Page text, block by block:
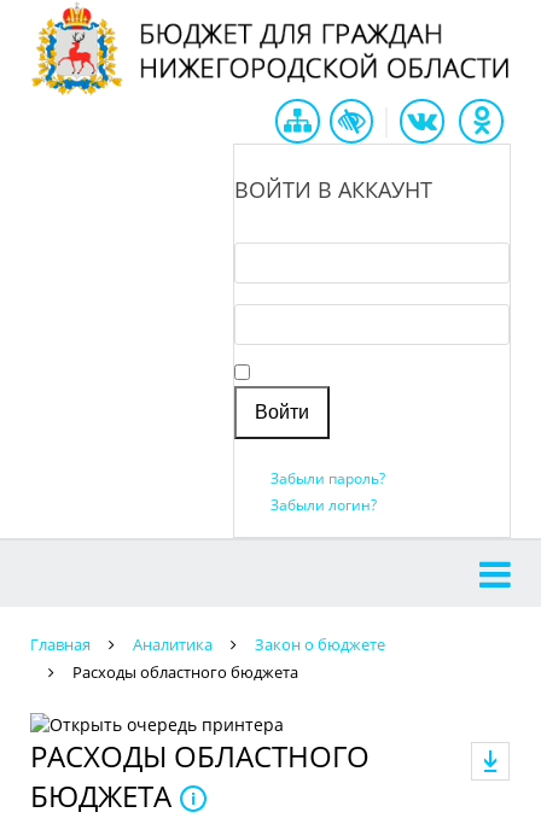
ВОЙТИ В АККАУНТ
Забыли пароль?
Забыли логин?
Главная Аналитика
Закон о бюджете
Расходы областного бюджета
РАСХОДЫ ОБЛАСТНОГО
БЮДЖЕТА